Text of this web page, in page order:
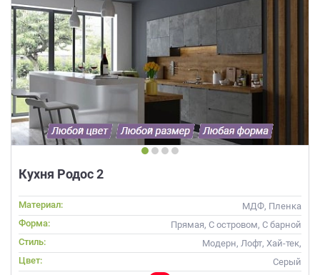
Кухня Родос 2
Материал:
МДФ, Пленка
Форма:
Прямая, С островом, С барной
стойкой
Стиль:
Модерн, Лофт, Хай-тек,
Современные
Цвет: Серый